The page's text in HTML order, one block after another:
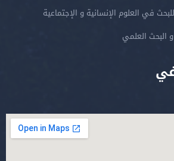
في العلوم الإنسانية و الإجتماعية
البحث العلمي